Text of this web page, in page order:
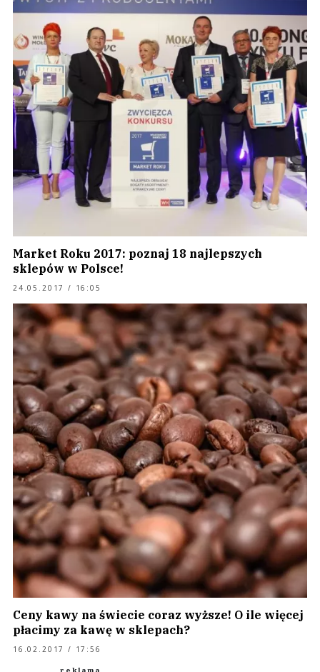
Market Roku 2017: poznaj 18 najlepszych
sklepów w Polsce!
24.05.2017 / 16:05
Ceny kawy na świecie coraz wyższe! O ile więcej
płacimy za kawę w sklepach?
16.02.2017 / 17:56